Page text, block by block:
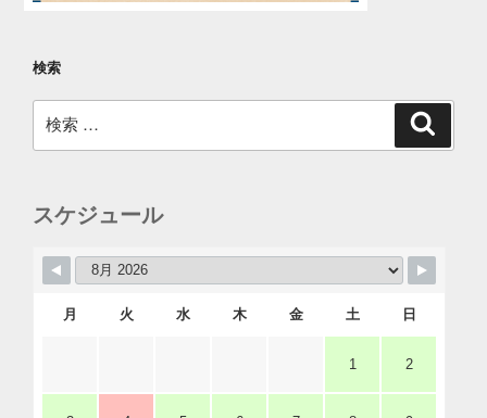
検索
索:
スケジュール
月 火 水 木 金 土 日
1 2